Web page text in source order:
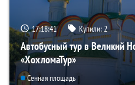
17:18:40 Купили:2
Автобусный тур в Великий
«ХохломаТур»
Сенная площадь